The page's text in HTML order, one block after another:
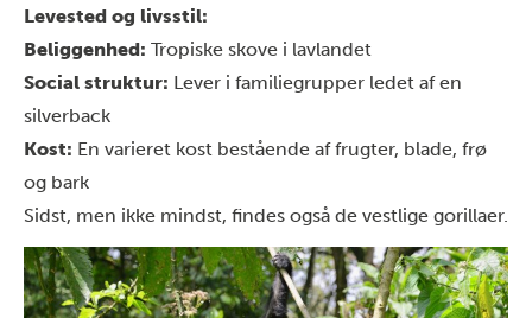
Levested og livsstil:
Beliggenhed: Tropiske skove i lavlandet
Social struktur: Lever i familiegrupper ledet af en
silverback
Kost: En varieret kost bestående af frugter, blade, frø
og bark
Sidst, men ikke mindst, findes også de vestlige gorillaer.